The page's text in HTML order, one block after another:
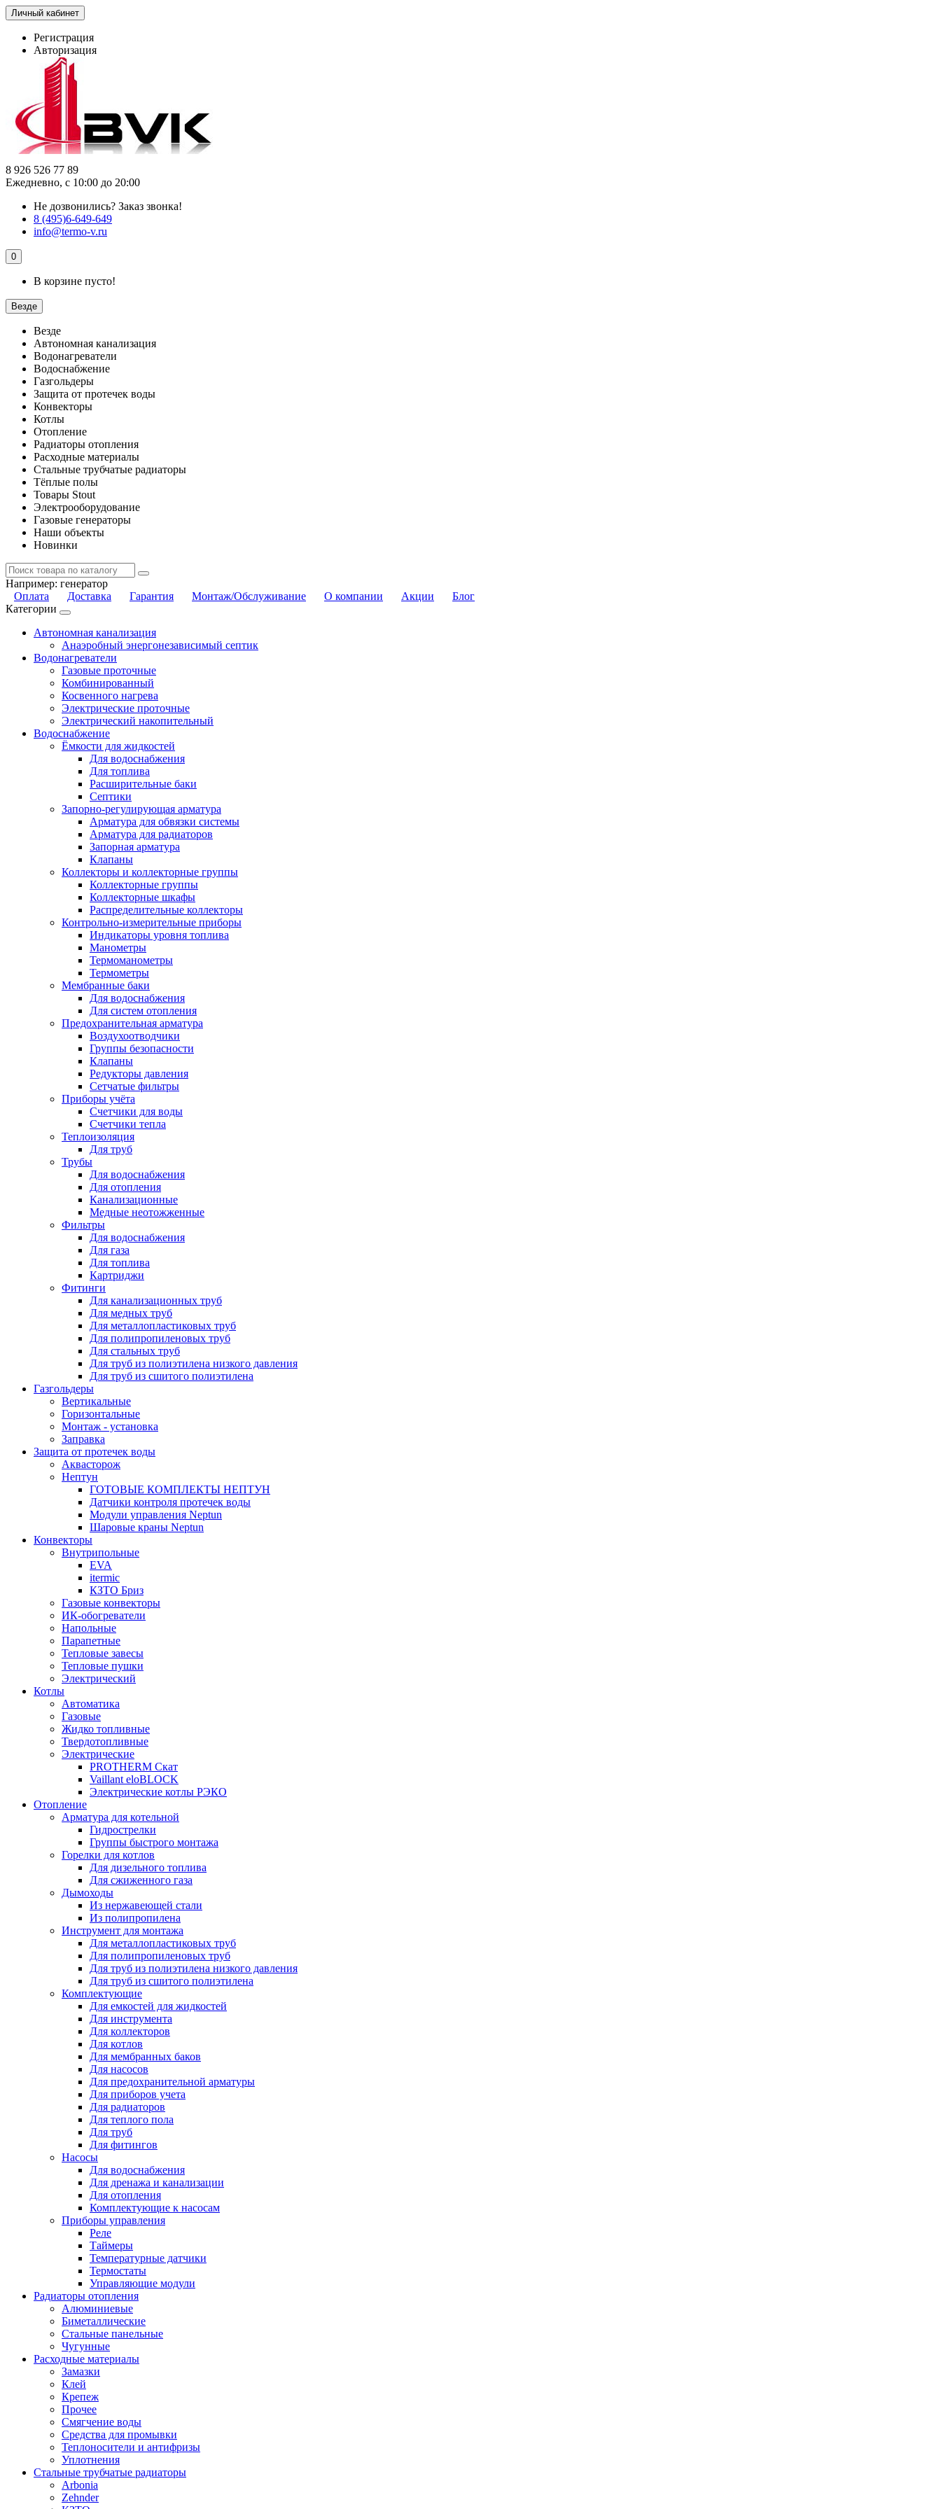
Личный кабинет
Регистрация
Авторизация
8 926 526 77 89
Ежедневно, с 10:00 до 20:00
Не дозвонились? Заказ звонка!
8 (495)6-649-649
info@termo-v.ru
0
В корзине пусто!
Везде
Везде
Автономная канализация
Водонагреватели
Водоснабжение
Газгольдеры
Защита от протечек воды
Конвекторы
Котлы
Отопление
Радиаторы отопления
Расходные материалы
Стальные трубчатые радиаторы
Тёплые полы
Товары Stout
Электрооборудование
Газовые генераторы
Наши объекты
Новинки
Например: генератор
Оплата
Доставка Гарантия Монтаж/Обслуживание О компании Акции
Блог
Категории
Автономная канализация
Анаэробный энергонезависимый септик
Водонагреватели
Газовые проточные
Комбинированный
Косвенного нагрева
Электрические проточные
Электрический накопительный
Водоснабжение
Ёмкости для жидкостей
Для водоснабжения
Для топлива
Расширительные баки
Септики
Запорно-регулирующая арматура
Арматура для обвязки системы
Арматура для радиаторов
Запорная арматура
Клапаны
Коллекторы и коллекторные группы
Коллекторные группы
Коллекторные шкафы
Распределительные коллекторы
Контрольно-измерительные приборы
Индикаторы уровня топлива
Манометры
Термоманометры
Термометры
Мембранные баки
Для водоснабжения
Для систем отопления
Предохранительная арматура
Воздухоотводчики
Группы безопасности
Клапаны
Редукторы давления
Сетчатые фильтры
Приборы учёта
Счетчики для воды
Счетчики тепла
Теплоизоляция
Для труб
Трубы
Для водоснабжения
Для отопления
Канализационные
Медные неотожженные
Фильтры
Для водоснабжения
Для газа
Для топлива
Картриджи
Фитинги
Для канализационных труб
Для медных труб
Для металлопластиковых труб
Для полипропиленовых труб
Для стальных труб
Для труб из полиэтилена низкого давления
Для труб из сшитого полиэтилена
Газгольдеры
Вертикальные
Горизонтальные
Монтаж - установка
Заправка
Защита от протечек воды
Аквасторож
Нептун
ГОТОВЫЕ КОМПЛЕКТЫ НЕПТУН
Датчики контроля протечек воды
Модули управления Neptun
Шаровые краны Neptun
Конвекторы
Внутрипольные
EVA
itermic
КЗТО Бриз
Газовые конвекторы
ИК-обогреватели
Напольные
Парапетные
Тепловые завесы
Тепловые пушки
Электрический
Котлы
Автоматика
Газовые
Жидко топливные
Твердотопливные
Электрические
PROTHERM Скат
Vaillant eloBLOCK
Электрические котлы РЭКО
Отопление
Арматура для котельной
Гидрострелки
Группы быстрого монтажа
Горелки для котлов
Для дизельного топлива
Для сжиженного газа
Дымоходы
Из нержавеющей стали
Из полипропилена
Инструмент для монтажа
Для металлопластиковых труб
Для полипропиленовых труб
Для труб из полиэтилена низкого давления
Для труб из сшитого полиэтилена
Комплектующие
Для емкостей для жидкостей
Для инструмента
Для коллекторов
Для котлов
Для мембранных баков
Для насосов
Для предохранительной арматуры
Для приборов учета
Для радиаторов
Для теплого пола
Для труб
Для фитингов
Насосы
Для водоснабжения
Для дренажа и канализации
Для отопления
Комплектующие к насосам
Приборы управления
Реле
Таймеры
Температурные датчики
Термостаты
Управляющие модули
Радиаторы отопления
Алюминиевые
Биметаллические
Стальные панельные
Чугунные
Расходные материалы
Замазки
Клей
Крепеж
Прочее
Смягчение воды
Средства для промывки
Теплоносители и антифризы
Уплотнения
Стальные трубчатые радиаторы
Arbonia
Zehnder